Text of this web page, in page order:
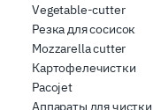
Vegetable-cutter
Резка для сосисок
Mozzarella cutter
Картофелечистки
Pacojet